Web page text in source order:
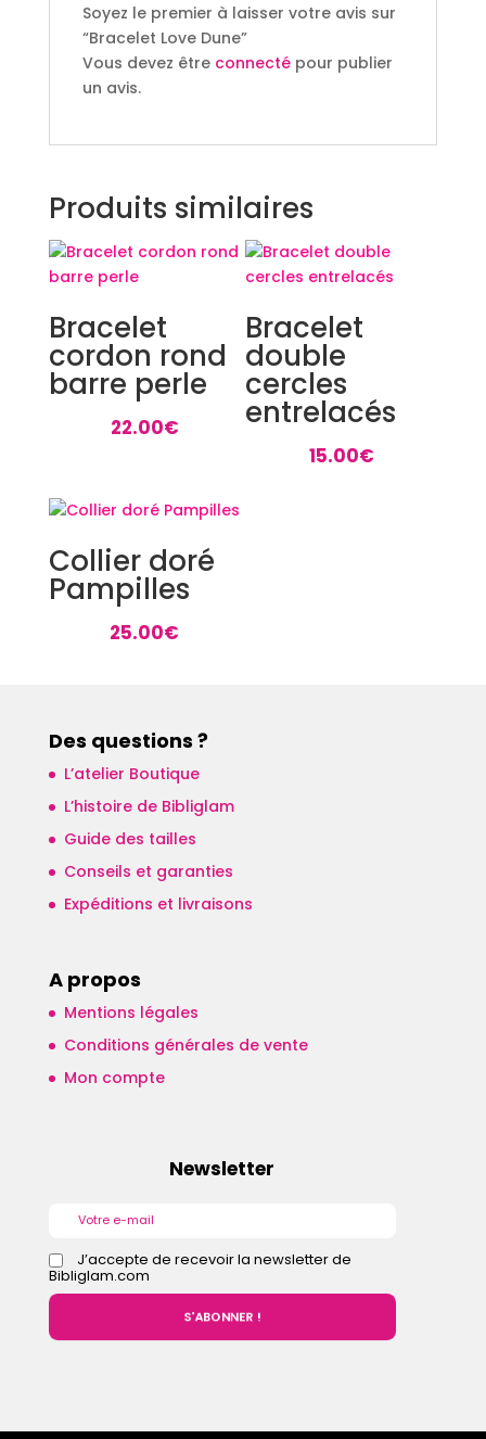
Soyez le premier à laisser votre avis sur
“Bracelet Love Dune”
Vous devez être connectépour publier
un avis.
Produits similaires
Bracelet
cordon rond
barre perle
22.00€
Bracelet
double
cercles
entrelacés
15.00€
Collier doré
Pampilles
25.00€
Des questions ?
L’atelier Boutique
L’histoire de Bibliglam
Guide des tailles
Conseils et garanties
Expéditions et livraisons
A propos
Mentions légales
Conditions générales de vente
Mon compte
Newsletter
J’accepte de recevoir la newsletter de
Bibliglam.com